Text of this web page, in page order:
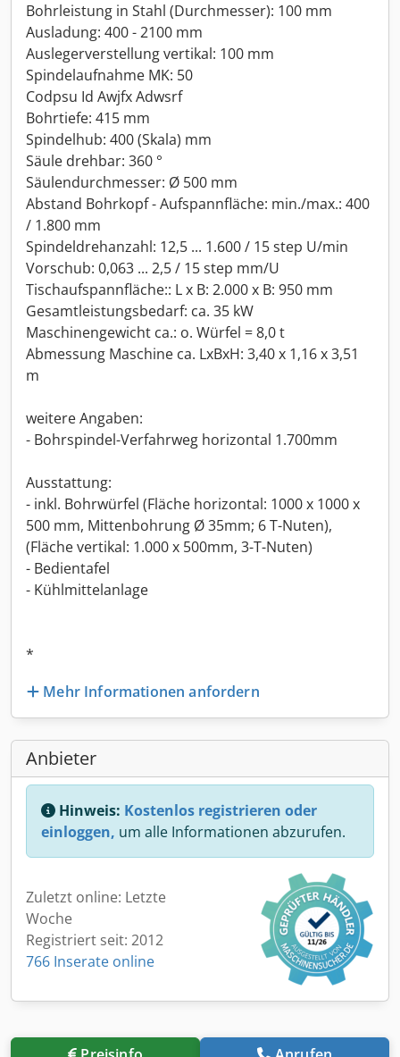
Bohrleistung in Stahl (Durchmesser): 100 mm
Ausladung: 400 - 2100 mm
Auslegerverstellung vertikal: 100 mm
Spindelaufnahme MK: 50
Codpsu Id Awjfx Adwsrf
Bohrtiefe: 415 mm
Spindelhub: 400 (Skala) mm
Säule drehbar: 360 °
Säulendurchmesser: Ø 500 mm
Abstand Bohrkopf - Aufspannfläche: min./max.: 400
/ 1.800 mm
Spindeldrehanzahl: 12,5 ... 1.600 / 15 step U/min
Vorschub: 0,063 ... 2,5 / 15 step mm/U
Tischaufspannfläche:: L x B: 2.000 x B: 950 mm
Gesamtleistungsbedarf: ca. 35 kW
Maschinengewicht ca.: o. Würfel = 8,0 t
Abmessung Maschine ca. LxBxH: 3,40 x 1,16 x 3,51
m
weitere Angaben:
- Bohrspindel-Verfahrweg horizontal 1.700mm
Ausstattung:
- inkl. Bohrwürfel (Fläche horizontal: 1000 x 1000 x
500 mm, Mittenbohrung Ø 35mm; 6 T-Nuten),
(Fläche vertikal: 1.000 x 500mm, 3-T-Nuten)
- Bedientafel
- Kühlmittelanlage
*
Mehr Informationen anfordern
Anbieter
Hinweis: Kostenlos registrieren oder
einloggen, um alle Informationen abzurufen.
Zuletzt online: Letzte
Woche
Registriert seit: 2012
766 Inserate online